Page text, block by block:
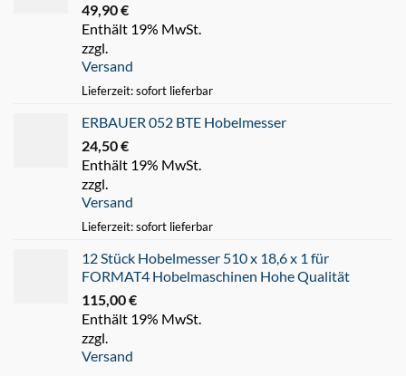
49,90€
Enthält 19% MwSt.
zzgl.
Versand
Lieferzeit: sofort lieferbar
ERBAUER 052 BTE Hobelmesser
24,50€
Enthält 19% MwSt.
zzgl.
Versand
Lieferzeit: sofort lieferbar
12 Stück Hobelmesser 510 x 18,6 x 1 für
FORMAT4 Hobelmaschinen Hohe Qualität
115,00€
Enthält 19% MwSt.
zzgl.
Versand